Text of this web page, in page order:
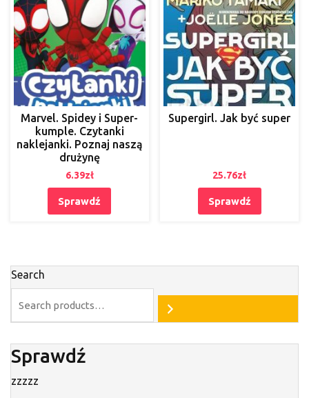
Marvel. Spidey i Super-
kumple. Czytanki
naklejanki. Poznaj naszą
drużynę
6.39zł
Sprawdź
Supergirl. Jak być super
25.76zł
Sprawdź
Search
Sprawdź
zzzzz